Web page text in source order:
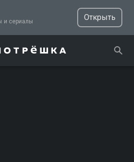
ТВ, фильмы и сериалы
Открыть